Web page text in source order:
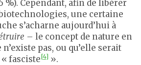
%). Cependant, afin de libérer
une certaine
s’acharne aujourd’hui à
– le concept de nature en
pas, ou qu’elle serait
fasciste[4] ».